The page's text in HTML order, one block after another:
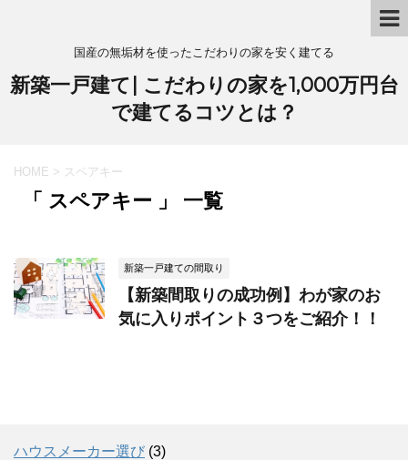
国産の無垢材を使ったこだわりの家を安く建てる
新築一戸建て| こだわりの家を1,000万円台
で建てるコツとは？
HOME > スペアキー
「 スペアキー 」 一覧
新築一戸建ての間取り
【新築間取りの成功例】わが家のお
気に入りポイント３つをご紹介！！
ハウスメーカー選び (3)